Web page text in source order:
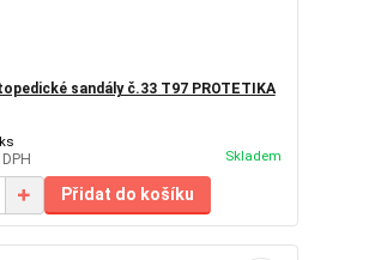
sandály č.33 T97 PROTETIKA
Skladem
Přidat do košíku